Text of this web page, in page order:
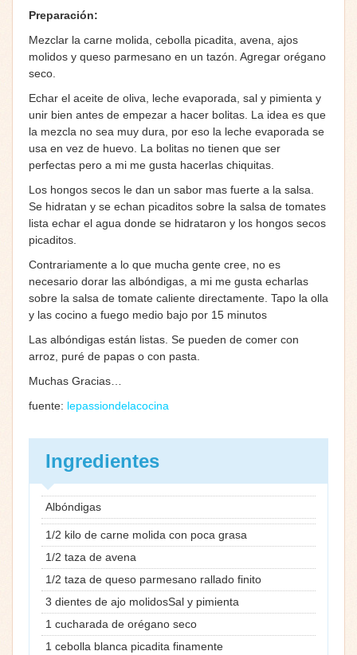
Preparación:
Mezclar la carne molida, cebolla picadita, avena, ajos
molidos y queso parmesano en un tazón. Agregar orégano
seco.
Echar el aceite de oliva, leche evaporada, sal y pimienta y
unir bien antes de empezar a hacer bolitas. La idea es que
la mezcla no sea muy dura, por eso la leche evaporada se
usa en vez de huevo. La bolitas no tienen que ser
perfectas pero a mi me gusta hacerlas chiquitas.
Los hongos secos le dan un sabor mas fuerte a la salsa.
Se hidratan y se echan picaditos sobre la salsa de tomates
lista echar el agua donde se hidrataron y los hongos secos
picaditos.
Contrariamente a lo que mucha gente cree, no es
necesario dorar las albóndigas, a mi me gusta echarlas
sobre la salsa de tomate caliente directamente. Tapo la olla
y las cocino a fuego medio bajo por 15 minutos
Las albóndigas están listas. Se pueden de comer con
arroz, puré de papas o con pasta.
Muchas Gracias…
fuente: lepassiondelacocina
Ingredientes
Albóndigas
1/2 kilo de carne molida con poca grasa
1/2 taza de avena
1/2 taza de queso parmesano rallado finito
3 dientes de ajo molidosSal y pimienta
1 cucharada de orégano seco
1 cebolla blanca picadita finamente